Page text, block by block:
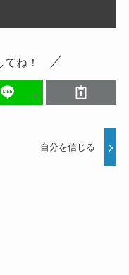
ね！
自分を信じる